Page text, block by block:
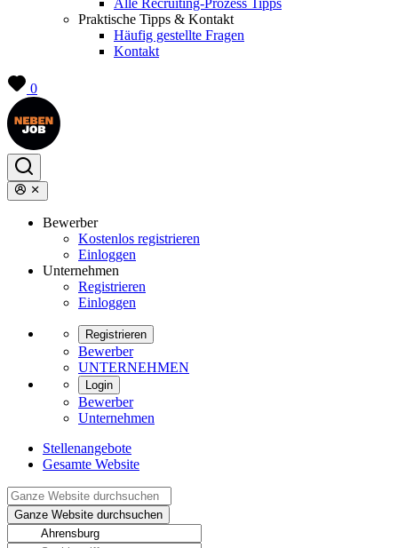
Alle Recruiting-Prozess Tipps
Praktische Tipps & Kontakt
Häufig gestellte Fragen
Kontakt
0
Bewerber
Kostenlos registrieren
Einloggen
Unternehmen
Registrieren
Einloggen
Registrieren
Bewerber
UNTERNEHMEN
Login
Bewerber
Unternehmen
Stellenangebote
Gesamte Website